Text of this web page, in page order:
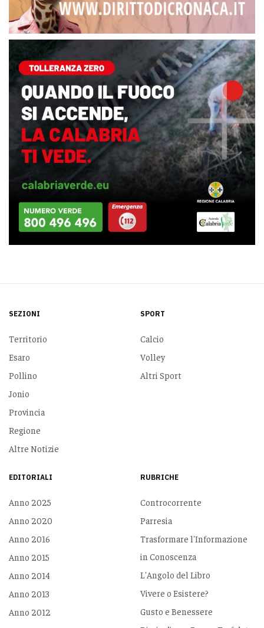
SEZIONI
Territorio
Esaro
Pollino
Jonio
Provincia
Regione
Altre Notizie
SPORT
Calcio
Volley
Altri Sport
EDITORIALI
Anno 2025
Anno 2020
Anno 2016
Anno 2015
Anno 2014
Anno 2013
Anno 2012
RUBRICHE
Controcorrente
Parresia
Trasformare l'Informazione
in Conoscenza
L'Angolo del Libro
Vivere o Esistere?
Gusto e Benessere